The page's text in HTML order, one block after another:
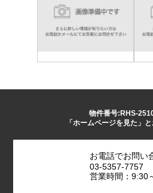
物件番号:RHS-
「ホームページを見た」と
お電話でお問い
03-5357-7757
営業時間：9:30